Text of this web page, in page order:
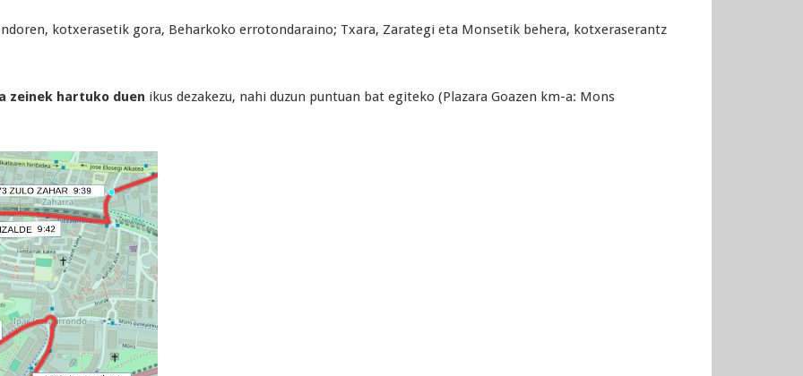
kotxerasetik gora, Beharkoko errotondaraino; Txara, Zarategi eta Monsetik behera, kotxeraserantz
zeinek hartuko duen ikus dezakezu, nahi duzun puntuan bat egiteko (Plazara Goazen km-a: Mons